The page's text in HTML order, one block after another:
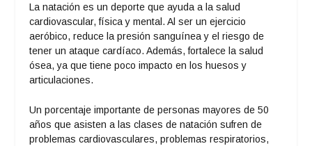
La natación es un deporte que ayuda a la salud
cardiovascular, física y mental. Al ser un ejercicio
aeróbico, reduce la presión sanguínea y el riesgo de
tener un ataque cardíaco. Además, fortalece la salud
ósea, ya que tiene poco impacto en los huesos y
articulaciones.
Un porcentaje importante de personas mayores de 50
años que asisten a las clases de natación sufren de
problemas cardiovasculares, problemas respiratorios,